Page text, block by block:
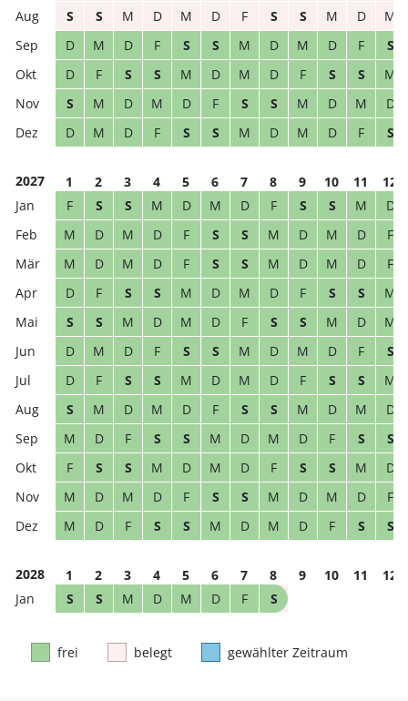
S
S M D M D F S S M D
M
D
M D F S S M D M D F
S
D
F S S M D M D F S S
M
S
M D M D F S S M D M
D
D
M D F S S M D M D F S
2027 1 2 3 4 5 6 7 8 9 10 11
12
F
S S M D M D F S S M
D
M
D M D F S S M D M D
F
M
D M D F S S M D M D
F
D
F S S M D M D F S S
M
S
S M D M D F S S M D
M
D
M D F S S M D M D F
S
D
F S S M D M D F S S
M
S
M D M D F S S M D M
D
M
D F S S M D M D F S
S
F
S S M D M D F S S M
D
M
D M D F S S M D M D
F
M
D F S S M D M D F S S
2028 1 2 3 4 5 6 7 8 9 10 11
12
S
S M D M D F S
frei belegt gewählter Zeitraum